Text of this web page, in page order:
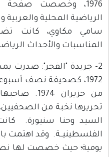
1976، وخصصت صفحة
الرياضية المحلية
سامي مكاوي، كانت
المناسبات والأحداث
من حزيران
تحريرها نخبة من
السيد وحنا سنيورة.
الفلسطينيــة. وقد اهتمت
يومية؛ حيث خصصت لها